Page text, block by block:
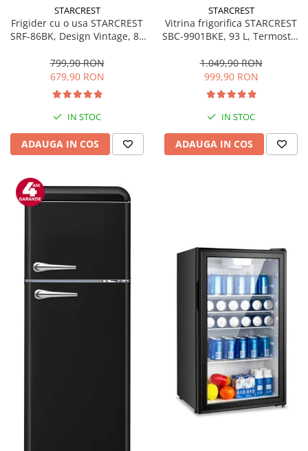
STARCREST
Frigider cu o usa STARCREST
SRF-86BK, Design Vintage, 85
interioara, H 84 cm, Negru
799,90 RON
679,90 RON
IN STOC
ADAUGA IN COS
STARCREST
Vitrina frigorifica STARCREST
SBC-9901BKE, 93 L, Termostat
sticla, H 84.5 cm, Negru
1.049,90 RON
999,90 RON
IN STOC
ADAUGA IN COS